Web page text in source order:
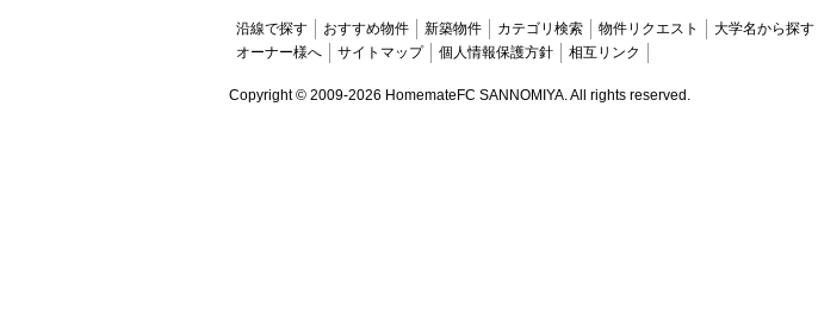
沿線で探す おすすめ物件 新築物件 カテゴリ検索 物件リクエスト 大学名から探す
オーナー様へ
サイトマップ 個人情報保護方針 相互リンク
Copyright © 2009-2026 HomemateFC SANNOMIYA. All rights reserved.